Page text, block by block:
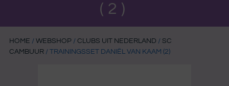
(2)
HOME / WEBSHOP/ CLUBS UIT NEDERLAND / SC
CAMBUUR/ TRAININGSSET DANIËL VAN KAAM (2)